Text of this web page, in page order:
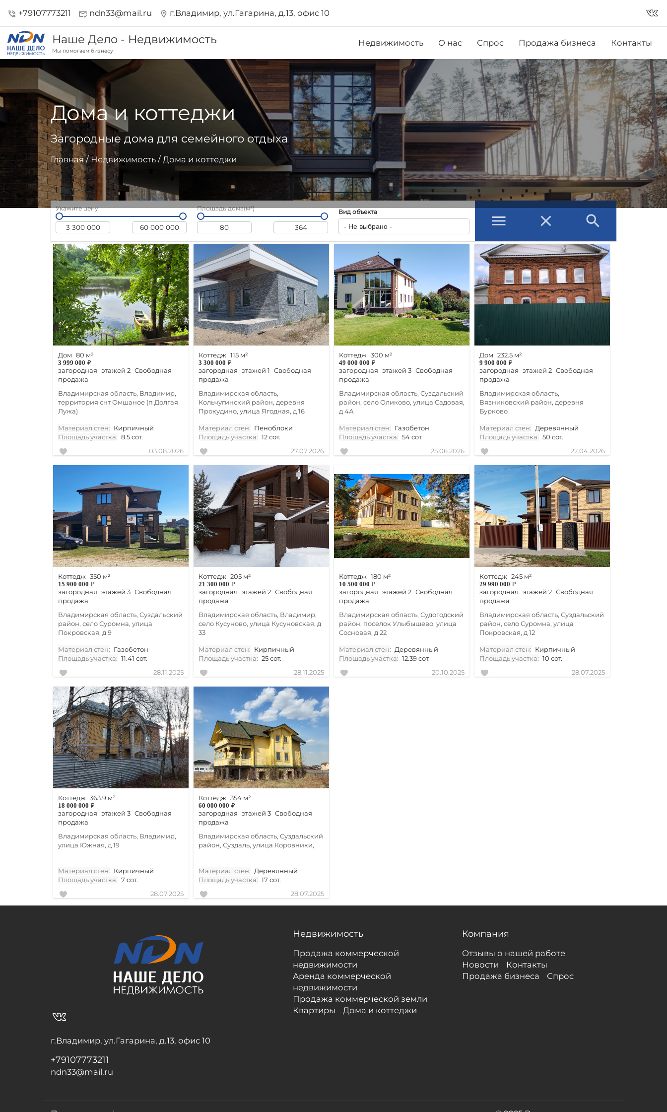
phone_in_talk +79107773211 mark_email_read ndn33@mail.ru location_on г.Владимир, ул.Гагарина, д.13, офис 10 vk_in
Наше Дело - Недвижимость
Мы помогаем бизнесу
Недвижимость О нас Спрос Продажа бизнеса Контакты
Дома и коттеджи
Загородные дома для семейного отдыха
Главная/Недвижимость / Дома и коттеджи
Укажите цену Площадь дома(м²) Вид объекта
menu close search
Дом 80 м²
3 999 000 ₽
загородная этажей 2 Свободная
продажа
Владимирская область, Владимир,
территория снт Омшаное (п Долгая
Лужа)
Материал стен: Кирпичный
Площадь участка: 8.5 сот.
03.08.2026
Коттедж 115 м²
3 300 000 ₽
загородная этажей 1 Свободная
продажа
Владимирская область,
Кольчугинский район, деревня
Прокудино, улица Ягодная, д 16
Материал стен: Пеноблоки
Площадь участка: 12 сот.
27.07.2026
Коттедж 300 м²
49 000 000 ₽
загородная этажей 3 Свободная
продажа
Владимирская область, Суздальский
район, село Оликово, улица Садовая,
д 4А
Материал стен: Газобетон
Площадь участка: 54 сот.
25.06.2026
Дом 232.5 м²
9 900 000 ₽
загородная этажей 2 Свободная
продажа
Владимирская область,
Вязниковский район, деревня
Бурково
Материал стен: Деревянный
Площадь участка: 50 сот.
22.04.2026
Коттедж 350 м²
15 900 000 ₽
загородная этажей 3 Свободная
продажа
Владимирская область, Суздальский
район, село Суромна, улица
Покровская, д 9
Материал стен: Газобетон
Площадь участка: 11.41 сот.
28.11.2025
Коттедж 205 м²
21 300 000 ₽
загородная этажей 2 Свободная
продажа
Владимирская область, Владимир,
село Кусуново, улица Кусуновская, д
33
Материал стен: Кирпичный
Площадь участка: 25 сот.
28.11.2025
Коттедж 180 м²
10 500 000 ₽
загородная этажей 2 Свободная
продажа
Владимирская область, Судогодский
район, поселок Улыбышево, улица
Сосновая, д 22
Материал стен: Деревянный
Площадь участка: 12.39 сот.
20.10.2025
Коттедж 245 м²
29 990 000 ₽
загородная этажей 2 Свободная
продажа
Владимирская область, Суздальский
район, село Суромна, улица
Покровская, д 12
Материал стен: Кирпичный
Площадь участка: 10 сот.
28.07.2025
Коттедж 363.9 м²
18 000 000 ₽
загородная этажей 3 Свободная
продажа
Владимирская область, Владимир,
улица Южная, д 19
Материал стен: Кирпичный
Площадь участка: 7 сот.
28.07.2025
Коттедж 354 м²
60 000 000 ₽
загородная этажей 3 Свободная
продажа
Владимирская область, Суздальский
район, Суздаль, улица Коровники,
Материал стен: Деревянный
Площадь участка: 17 сот.
28.07.2025
vk_in
г.Владимир, ул.Гагарина, д.13, офис 10
+79107773211
ndn33@mail.ru
Недвижимость
Продажа коммерческой
недвижимости
Аренда коммерческой
недвижимости
Продажа коммерческой земли
Квартиры
Дома и коттеджи
Компания
Отзывы о нашей работе
Новости
Контакты
Продажа бизнеса
Спрос